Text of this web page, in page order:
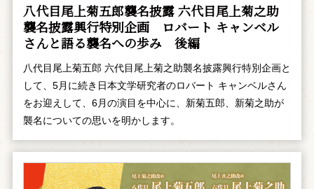
八代目尾上菊五郎襲名披露 六代目尾上菊之助
襲名披露興行特別企画 ――ロバート キャンベル
さんと語る襲名への歩み 後編
八代目尾上菊五郎 六代目尾上菊之助襲名披露興行特別企画と
して、5月に続き日本文学研究者のロバート キャンベルさん
をお迎えして、6月の演目を中心に、新菊五郎、新菊之助が
襲名についての思いを明かします。